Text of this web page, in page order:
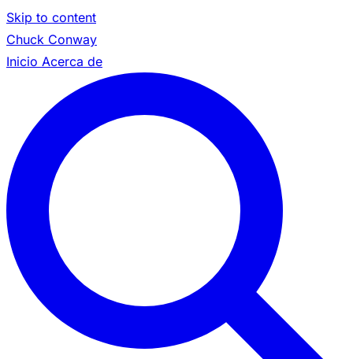
Skip to content
Chuck Conway
Inicio Acerca de